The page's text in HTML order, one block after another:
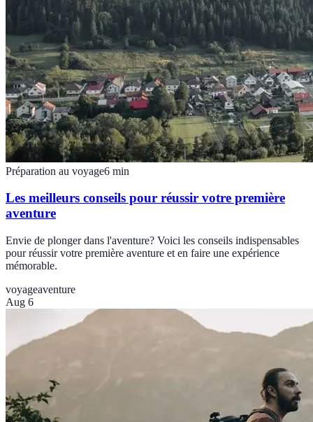
Préparation au voyage6 min
Les meilleurs conseils pour réussir votre première
aventure
Envie de plonger dans l'aventure? Voici les conseils indispensables
pour réussir votre première aventure et en faire une expérience
mémorable.
voyageaventure
Aug 6